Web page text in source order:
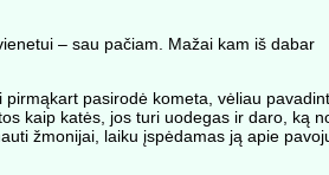
– sau pačiam. Mažai kam iš dabar
pasirodė kometa, vėliau
kaip katės, jos turi uodegas ir daro, ką
žmonijai, laiku įspėdamas ją apie